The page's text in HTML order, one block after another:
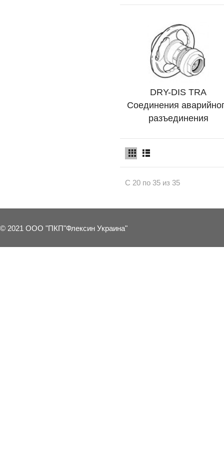
Подробно
DRY-DIS TRA
Соединения
разъединения
С 20 по 35 из 35
© 2021 ООО "ПКП"Флексин Украина"